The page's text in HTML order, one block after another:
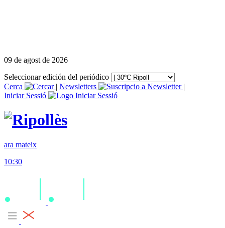
09 de agost de 2026
Seleccionar edición del periódico
Cerca
| Newsletters
|
Iniciar Sessió
ara mateix
10:30